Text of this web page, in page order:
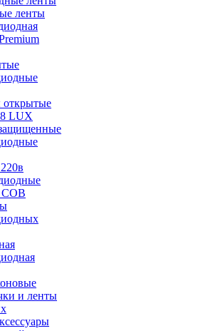
ленты
LUX
и ленты